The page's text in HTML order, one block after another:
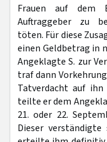
Frauen auf dem
Auftraggeber zu
töten. Für diese
einen Geldbetrag in
Angeklagte S. zur
traf dann
Tatverdacht auf
teilte er dem
21. oder 22.
Dieser